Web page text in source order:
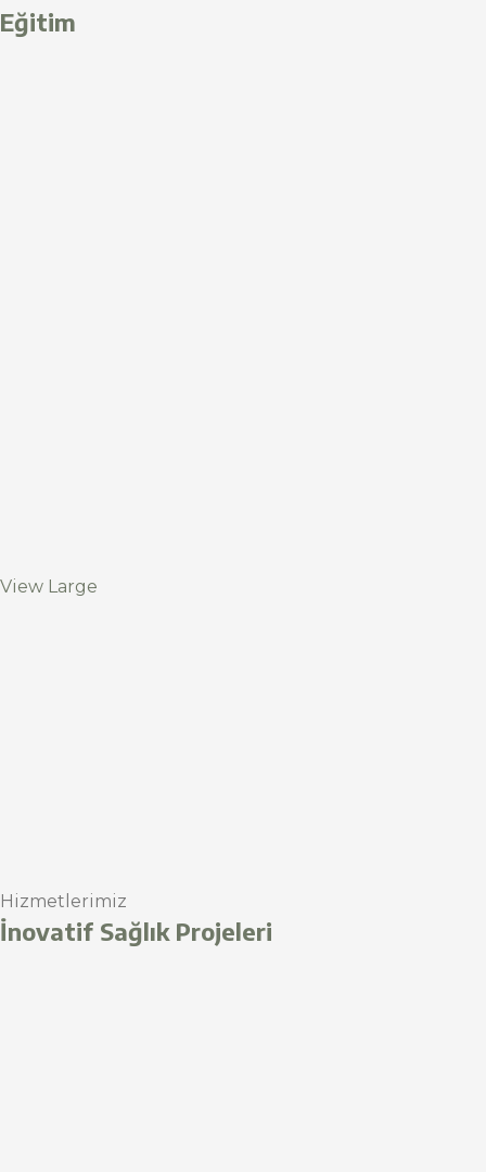
Eğitim
View Large
Hizmetlerimiz
İnovatif Sağlık Projeleri